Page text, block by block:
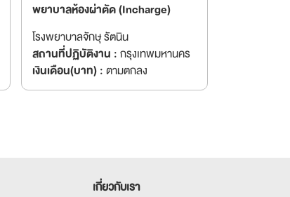
พยาบาลห้องผ่าตัด (Incharge)
โรงพยาบาลจักษุ รัตนิน
สถานที่ปฏิบัติงาน :กรุงเทพมหานคร
เงินเดือน(บาท) :ตามตกลง
เกี่ยวกับเรา